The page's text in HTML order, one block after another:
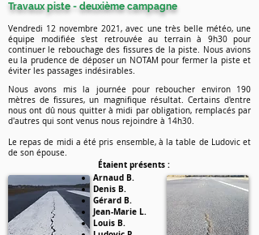
Travaux piste - deuxième campagne
Vendredi 12 novembre 2021, avec une très belle météo, une
équipe modifiée s'est retrouvée au terrain à 9h30 pour
continuer le rebouchage des fissures de la piste. Nous avions
eu la prudence de déposer un NOTAM pour fermer la piste et
éviter les passages indésirables.
Nous avons mis la journée pour reboucher environ 190
mètres de fissures, un magnifique résultat. Certains d'entre
nous ont dû nous quitter à midi par obligation, remplacés par
d'autres qui sont venus nous rejoindre à 14h30.
Le repas de midi a été pris ensemble, à la table de Ludovic et
de son épouse.
Étaient présents :
Arnaud B.
Denis B.
Gérard B.
Jean-Marie L.
Louis B.